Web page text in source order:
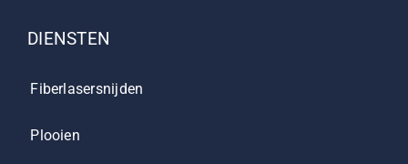
DIENSTEN
Fiberlasersnijden
Plooien